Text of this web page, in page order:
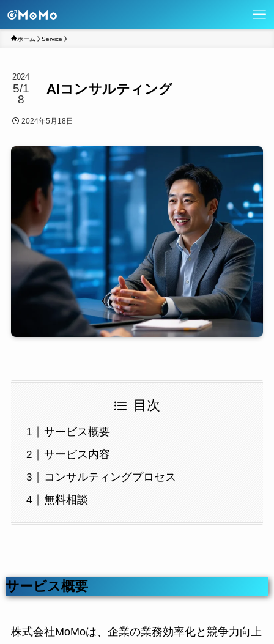
ホーム Service
AIコンサルティング
2024
5/1
8
2024年5月18日
目次
サービス概要
サービス内容
コンサルティングプロセス
無料相談
サービス概要
株式会社MoMoは、企業の業務効率化と競争力向上